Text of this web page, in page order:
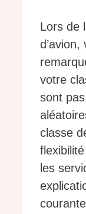
Lors de
votre
sont
classe
les